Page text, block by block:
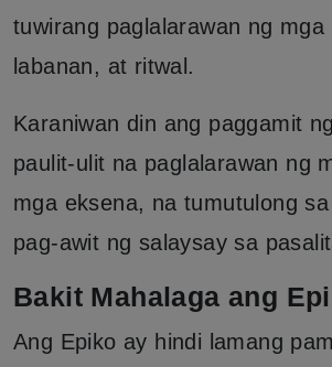
tuwirang paglalarawan ng mga
labanan, at ritwal.
Karaniwan din ang paggamit
paulit-ulit na paglalarawan ng
mga eksena, na tumutulong
pag-awit ng salaysay sa
Bakit Mahalaga ang
Ang Epiko ay hindi lamang